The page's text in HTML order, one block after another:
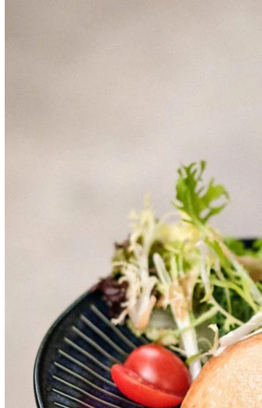
Cafe由日本藍帶甜品師主理，哥基pat pat bagel，造型可愛。另
外店內都有多款輕食，甜品可以試埋焦糖燉蛋，好香滑～ 咖